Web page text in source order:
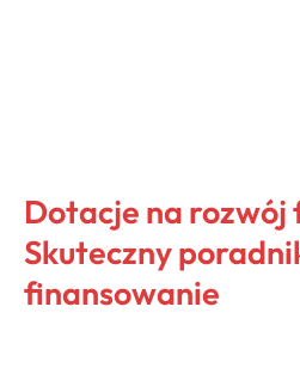
Dotacje na rozwój
Skuteczny
finansowanie